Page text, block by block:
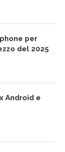
per
del 2025
Android e